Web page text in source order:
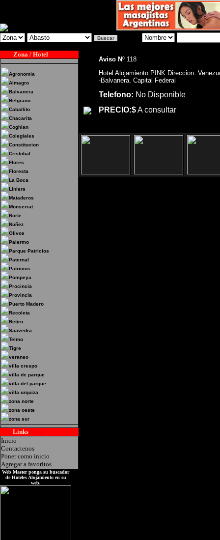
Zona / Hotel
Agronomía
Almagro
Balvanera
Belgrano
Caballito
Chacarita
Coghlan
Colegiales
Constitucion
Cristobal
Flores
Floresta
La Boca
Liniers
Mataderos
Monserrat
Norte
Nuñez
Olivos
Palermo
Parque Patricios
Paternal
Patricios
Pompeya
Procincia
Provincia
Puerto Madero
Recoleta
Retiro
Saavedra
Telmo
Tigre
veraneo
villa crespo
villa de parque
villa del parque
villa urquiza
zona norte
zona oeste
zona sur
Links
Inicio
Contactenos
Poner como inicio
Agregar a favoritos
Web Master ponga su buscador
de Hoteles Alojamiento en su
web.
Aviso Nº 118
Hotel Alojamiento:PINK Direccion:
-Balvanera, Capital Federal
Telefono: No Disponible
PRECIO:$A consultar